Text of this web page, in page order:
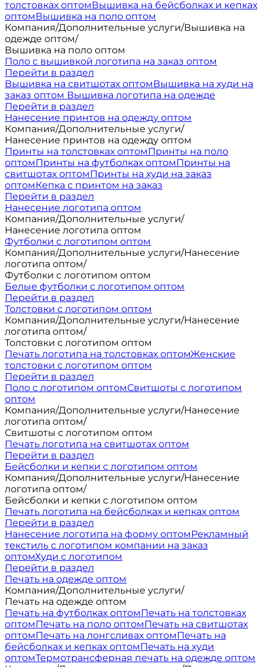
толстовках оптомВышивка на бейсболках и кепках
оптомВышивка на поло оптом
Компания/Дополнительные услуги/Вышивка на
одежде оптом/
Вышивка на поло оптом
Поло с вышивкой логотипа на заказ оптом
Перейти в раздел
Вышивка на свитшотах оптомВышивка на худи на
заказ оптом Вышивка логотипа на одежде
Перейти в раздел
Нанесение принтов на одежду оптом
Компания/Дополнительные услуги/
Нанесение принтов на одежду оптом
Принты на толстовках оптомПринты на поло
оптомПринты на футболках оптомПринты на
свитшотах оптомПринты на худи на заказ
оптомКепка с принтом на заказ
Перейти в раздел
Нанесение логотипа оптом
Компания/Дополнительные услуги/
Нанесение логотипа оптом
Футболки с логотипом оптом
Компания/Дополнительные услуги/Нанесение
логотипа оптом/
Футболки с логотипом оптом
Белые футболки с логотипом оптом
Перейти в раздел
Толстовки с логотипом оптом
Компания/Дополнительные услуги/Нанесение
логотипа оптом/
Толстовки с логотипом оптом
Печать логотипа на толстовках оптомЖенские
толстовки с логотипом оптом
Перейти в раздел
Поло с логотипом оптомСвитшоты с логотипом
оптом
Компания/Дополнительные услуги/Нанесение
логотипа оптом/
Свитшоты с логотипом оптом
Печать логотипа на свитшотах оптом
Перейти в раздел
Бейсболки и кепки с логотипом оптом
Компания/Дополнительные услуги/Нанесение
логотипа оптом/
Бейсболки и кепки с логотипом оптом
Печать логотипа на бейсболках и кепках оптом
Перейти в раздел
Нанесение логотипа на форму оптомРекламный
текстиль с логотипом компании на заказ
оптомХуди с логотипом
Перейти в раздел
Печать на одежде оптом
Компания/Дополнительные услуги/
Печать на одежде оптом
Печать на футболках оптомПечать на толстовках
оптомПечать на поло оптомПечать на свитшотах
оптомПечать на лонгсливах оптомПечать на
бейсболках и кепках оптомПечать на худи
оптомТермотрансферная печать на одежде оптом